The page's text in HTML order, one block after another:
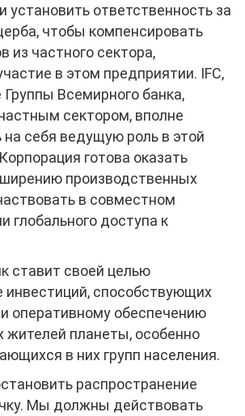
установить ответственность за
чтобы компенсировать
из частного сектора,
в этом предприятии. IFC,
Всемирного банка,
сектором, вполне
на себя ведущую роль в этой
готова оказать
производственных
в совместном
глобального доступа к
ставит своей целью
инвестиций, способствующих
оперативному обеспечению
жителей планеты, особенно
в них групп населения.
распространение
Мы должны действовать